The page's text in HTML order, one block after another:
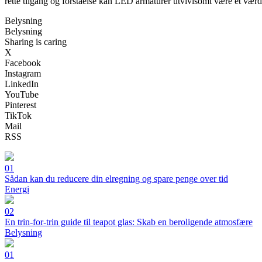
Belysning
Belysning
Sharing is caring
X
Facebook
Instagram
LinkedIn
YouTube
Pinterest
TikTok
Mail
RSS
01
Sådan kan du reducere din elregning og spare penge over tid
Energi
02
En trin-for-trin guide til teapot glas: Skab en beroligende atmosfære
Belysning
01